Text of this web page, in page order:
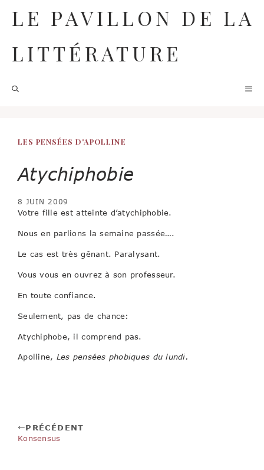
contenu
LE PAVILLON DE LA
LITTÉRATURE
LES PENSÉES D'APOLLINE
Atychiphobie
8 JUIN 2009
Votre fille est atteinte d’atychiphobie.
Nous en parlions la semaine passée….
Le cas est très gênant. Paralysant.
Vous vous en ouvrez à son professeur.
En toute confiance.
Seulement, pas de chance:
Atychiphobe, il comprend pas.
Apolline, Les pensées phobiques du lundi.
PRÉCÉDENT
Konsensus